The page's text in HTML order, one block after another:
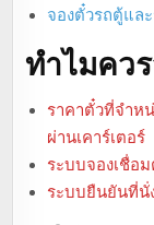
จองตั๋วรถตู้แล
ทำไมคว
ราคาตั๋วที่จำห
ผ่านเคาร์เตอร์
ระบบจองเชื่อ
ระบบยืนยันที่นั่